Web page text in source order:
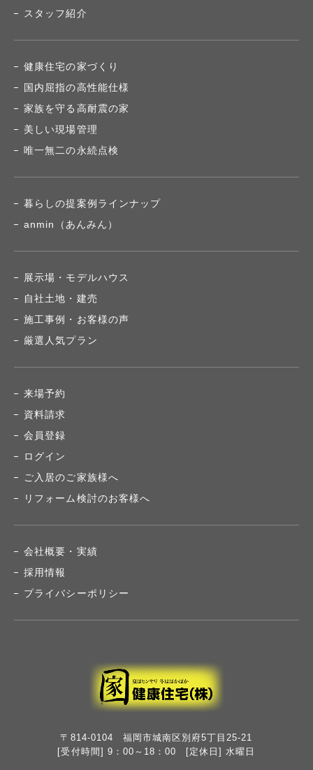
スタッフ紹介
健康住宅の家づくり
国内屈指の高性能仕様
家族を守る高耐震の家
美しい現場管理
唯一無二の永続点検
暮らしの提案例ラインナップ
anmin（あんみん）
展示場・モデルハウス
自社土地・建売
施工事例・お客様の声
厳選人気プラン
来場予約
資料請求
会員登録
ログイン
ご入居のご家族様へ
リフォーム検討のお客様へ
会社概要・実績
採用情報
プライバシーポリシー
〒814-0104 福岡市城南区別府5丁目25-21
[受付時間] 9：00～18：00 [定休日] 水曜日